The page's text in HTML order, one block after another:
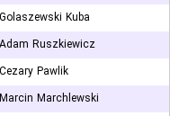
Golaszewski Kuba
Adam Ruszkiewicz
Cezary Pawlik
Marcin Marchlewski